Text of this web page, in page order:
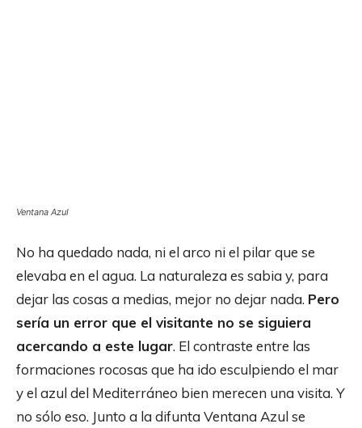
Ventana Azul
No ha quedado nada, ni el arco ni el pilar que se
elevaba en el agua. La naturaleza es sabia y, para
dejar las cosas a medias, mejor no dejar nada. Pero
sería un error que el visitante no se siguiera
acercando a este lugar. El contraste entre las
formaciones rocosas que ha ido esculpiendo el mar
y el azul del Mediterráneo bien merecen una visita. Y
no sólo eso. Junto a la difunta Ventana Azul se